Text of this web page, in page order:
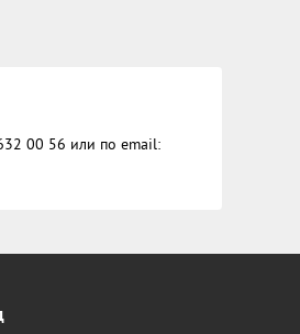
00 56 или по email: